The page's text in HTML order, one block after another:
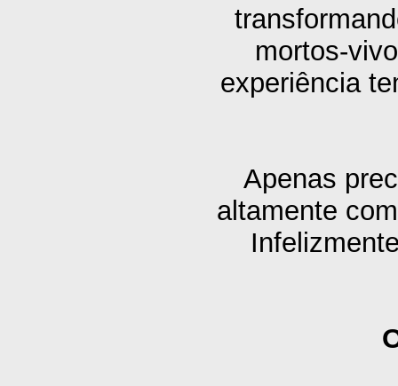
mortos-
experiência
Apenas
altamente